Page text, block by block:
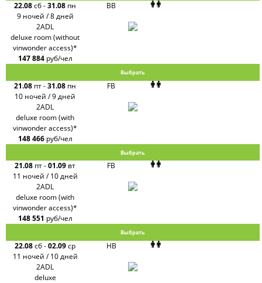
22.08сб-31.08 пн
9 ночей / 8 дней
BB
2ADL
deluxe room (without
vinwonder access)*
147 884 руб/чел
Выбрать
21.08 пт-31.08 пн
10 ночей / 9 дней
FB
2ADL
deluxe room (with
vinwonder access)*
148 466 руб/чел
Выбрать
21.08 пт-01.09 вт
11 ночей / 10 дней
FB
2ADL
deluxe room (with
vinwonder access)*
148 551 руб/чел
Выбрать
22.08сб-02.09ср
11 ночей / 10 дней
HB
2ADL
deluxe